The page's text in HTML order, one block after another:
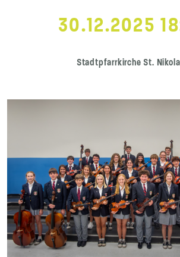
30.12.2025
Stadtpfarrkirche St.